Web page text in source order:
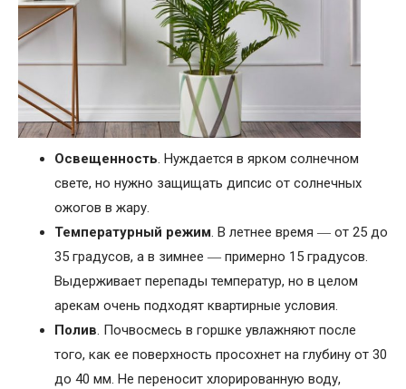
Освещенность. Нуждается в ярком солнечном
свете, но нужно защищать дипсис от солнечных
ожогов в жару.
Температурный режим. В летнее время ― от 25 до
35 градусов, а в зимнее ― примерно 15 градусов.
Выдерживает перепады температур, но в целом
арекам очень подходят квартирные условия.
Полив. Почвосмесь в горшке увлажняют после
того, как ее поверхность просохнет на глубину от 30
до 40 мм. Не переносит хлорированную воду,